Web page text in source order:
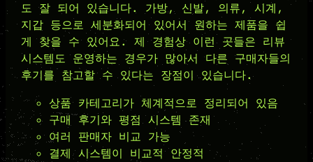
도 잘 되어 있습니다. 가방, 신발, 의류, 시계,
지갑 등으로 세분화되어 있어서 원하는 제품을 쉽
게 찾을 수 있어요. 제 경험상 이런 곳들은 리뷰
시스템도 운영하는 경우가 많아서 다른 구매자들의
후기를 참고할 수 있다는 장점이 있습니다.
상품 카테고리가 체계적으로 정리되어 있음
구매 후기와 평점 시스템 존재
여러 판매자 비교 가능
결제 시스템이 비교적 안정적